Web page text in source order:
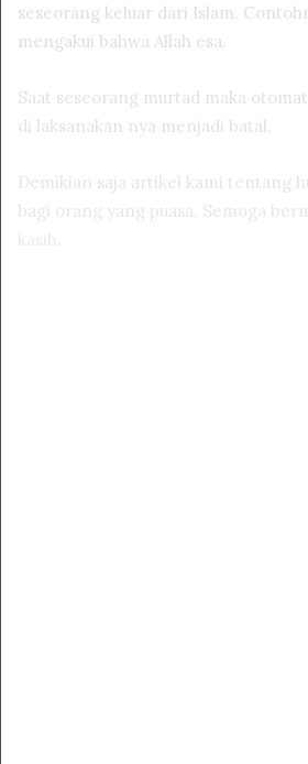
seseorang keluar dari Islam.
mengakui bahwa Allah esa.
Saat seseorang murtad maka
di laksanakan nya menjadi batal.
Demikian saja artikel kami tentang
bagi orang yang puasa. Semoga